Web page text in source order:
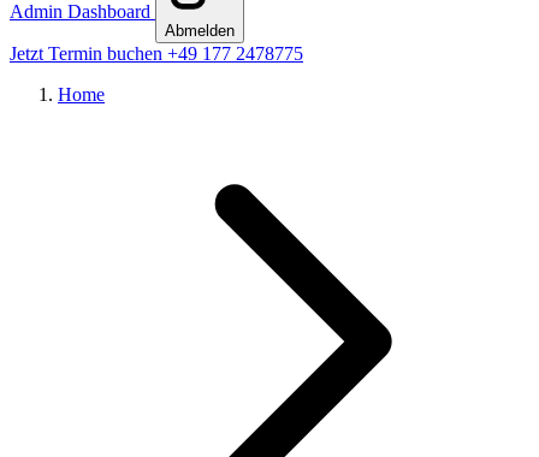
Admin Dashboard
Abmelden
Jetzt Termin buchen +49 177 2478775
Home